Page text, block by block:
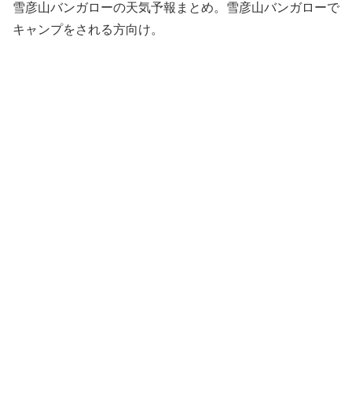
雪彦山バンガローの天気予報まとめ。雪彦山バンガローで
キャンプをされる方向け。